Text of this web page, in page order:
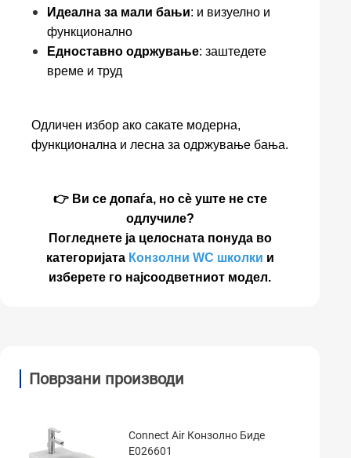
Идеална за мали бањи: и визуелно и
функционално
Едноставно одржување: заштедете
време и труд
Одличен избор ако сакате модерна,
функционална и лесна за одржување бања.
👉 Ви се допаѓа, но сè уште не сте
одлучиле?
Погледнете ја целосната понуда во
категоријата Конзолни WC школки и
изберете го најсоодветниот модел.
Поврзани производи
Connect Air Конзолно Биде
E026601